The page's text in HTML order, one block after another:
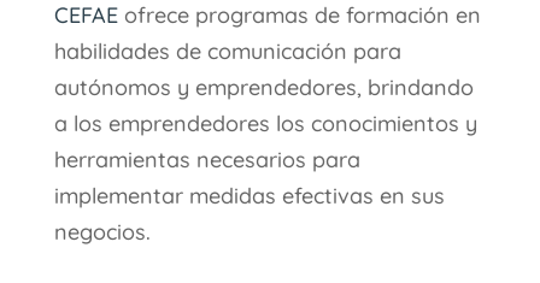
CEFAEofrece programas de formación en
habilidades de comunicación para
autónomos y emprendedores, brindando
a los emprendedores los conocimientos y
herramientas necesarios para
implementar medidas efectivas en sus
negocios.